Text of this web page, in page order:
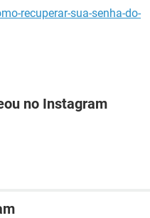
recuperar-sua-senha-do-
no Instagram